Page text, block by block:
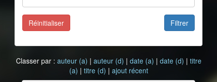
Filtrer
Réinitialiser
Classer par : auteur (a) | auteur (d) | date (a) | date (d) | titre
(a) | titre (d) | ajout récent